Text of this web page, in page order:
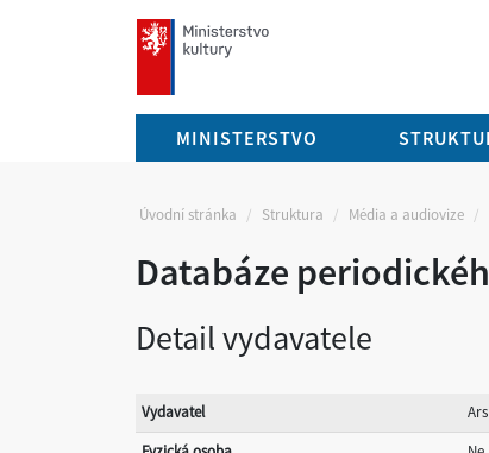
mkcr.cz
MINISTERSTVO
Úvodní stránka Struktura Média a audiovize
Databáze
Detail vydavatele
Vydavatel